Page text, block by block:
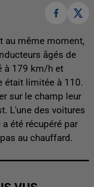
au même moment,
âgés de
à 179 km/h et
était limitée à 110.
sur le champ leur
L'une des voitures
été récupéré par
au chauffard.